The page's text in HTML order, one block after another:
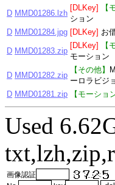
D MMD01286.lzh
[DLKey] 【
ション
D MMD01284.jpg [DLKey] お
D MMD01283.zip
[DLKey] 【
モーション
D MMD01282.zip
【その他】
ーロラビジ
D MMD01281.zip 【モーショ
Used
画像認証